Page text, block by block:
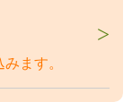
ます。